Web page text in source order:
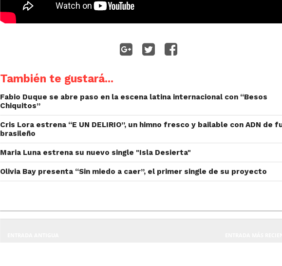
También te gustará...
Fabio Duque se abre paso en la escena latina internacional con “Besos
Chiquitos”
Cris Lora estrena “E UN DELIRIO”, un himno fresco y bailable con ADN de
brasileño
Maria Luna estrena su nuevo single "Isla Desierta"
Olivia Bay presenta “Sin miedo a caer”, el primer single de su proyecto